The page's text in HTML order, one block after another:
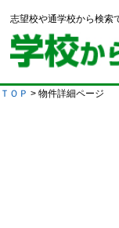
志望校や通学校から検索
ＴＯＰ > 物件詳細ページ